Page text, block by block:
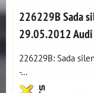
226229B Sada
29.05.2012
226229B: Sada
-...